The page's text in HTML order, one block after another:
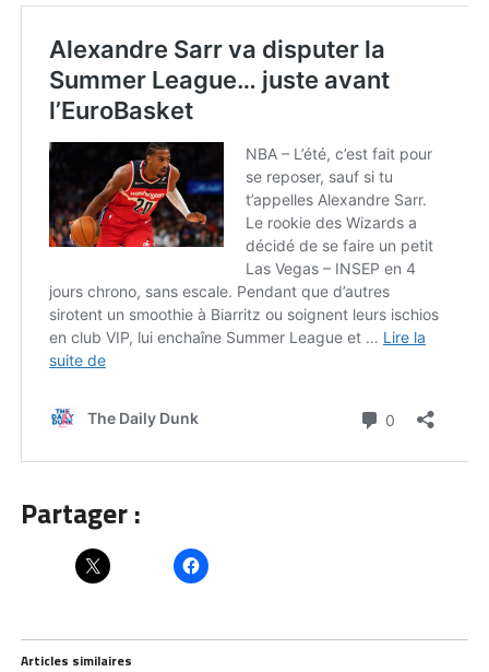
Partager :
Articles similaires